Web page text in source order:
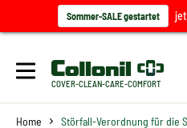
Sommer-SALE gestartet
COVER-CLEAN-CARE-COMFORT
Home Störfall-Verordnung für die